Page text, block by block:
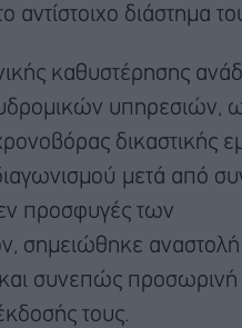
αντίστοιχο διάστημα
καθυστέρησης
υπηρεσιών,
δικαστικής
μετά από
προσφυγές των
σημειώθηκε αναστολή
συνεπώς προσωρινή
τους.